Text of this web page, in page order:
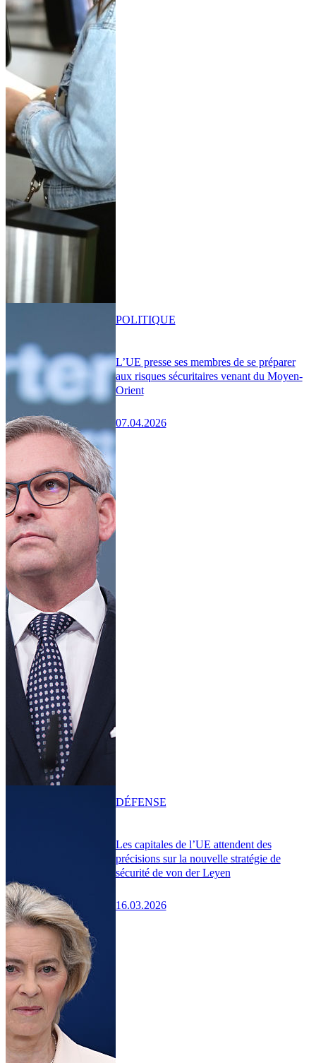
L’UE presse ses membres de se préparer
aux risques sécuritaires venant du Moyen-
Orient
07.04.2026
POLITIQUE
Les capitales de l’UE attendent des
précisions sur la nouvelle stratégie de
sécurité de von der Leyen
16.03.2026
DÉFENSE